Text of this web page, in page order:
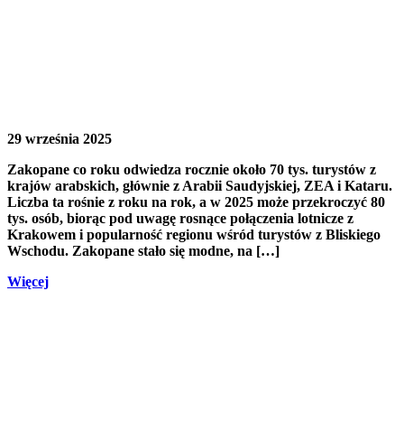
29 września 2025
Zakopane co roku odwiedza rocznie około 70 tys. turystów z
krajów arabskich, głównie z Arabii Saudyjskiej, ZEA i Kataru.
Liczba ta rośnie z roku na rok, a w 2025 może przekroczyć 80
tys. osób, biorąc pod uwagę rosnące połączenia lotnicze z
Krakowem i popularność regionu wśród turystów z Bliskiego
Wschodu. Zakopane stało się modne, na […]
Więcej